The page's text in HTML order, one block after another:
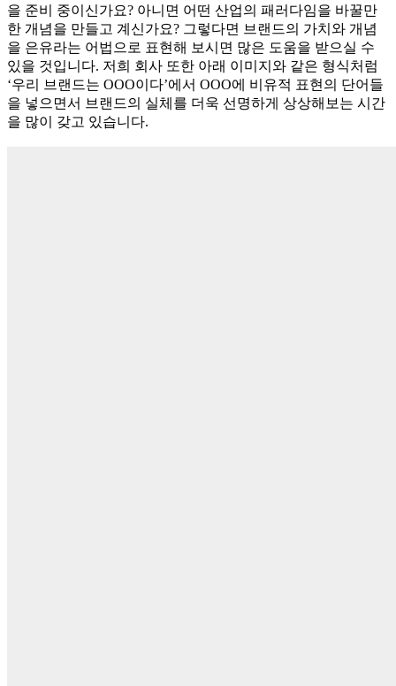
을 준비 중이신가요? 아니면 어떤 산업의 패러다임을 바꿀만
한 개념을 만들고 계신가요? 그렇다면 브랜드의 가치와 개념
을 은유라는 어법으로 표현해 보시면 많은 도움을 받으실 수
있을 것입니다. 저희 회사 또한 아래 이미지와 같은 형식처럼
‘우리 브랜드는 OOO이다’에서 OOO에 비유적 표현의 단어들
을 넣으면서 브랜드의 실체를 더욱 선명하게 상상해보는 시간
을 많이 갖고 있습니다.